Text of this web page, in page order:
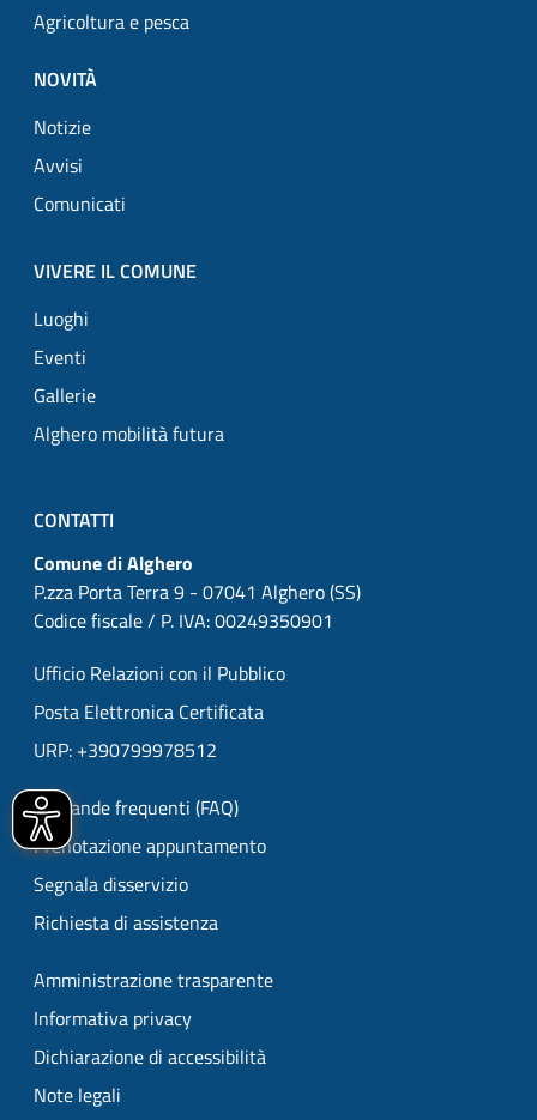
Agricoltura e pesca
NOVITÀ
Notizie
Avvisi
Comunicati
VIVERE IL COMUNE
Luoghi
Eventi
Gallerie
Alghero mobilità futura
CONTATTI
Comune di Alghero
P.zza Porta Terra 9 - 07041 Alghero (SS)
Codice fiscale / P. IVA: 00249350901
Ufficio Relazioni con il Pubblico
Posta Elettronica Certificata
URP: +390799978512
Domande frequenti (FAQ)
Prenotazione appuntamento
Segnala disservizio
Richiesta di assistenza
Amministrazione trasparente
Informativa privacy
Dichiarazione di accessibilità
Note legali